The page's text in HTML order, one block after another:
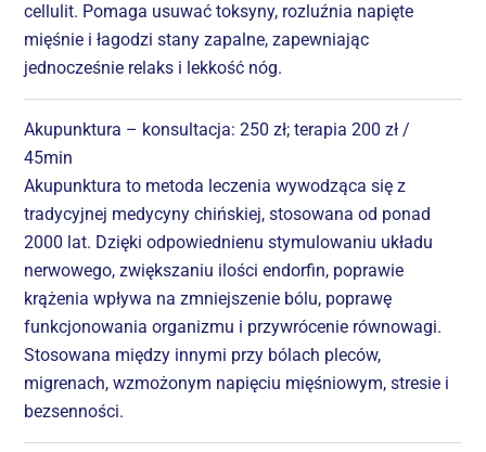
cellulit. Pomaga usuwać toksyny, rozluźnia napięte
mięśnie i łagodzi stany zapalne, zapewniając
jednocześnie relaks i lekkość nóg.
Akupunktura – konsultacja: 250 zł; terapia 200 zł /
45min
Akupunktura to metoda leczenia wywodząca się z
tradycyjnej medycyny chińskiej, stosowana od ponad
2000 lat. Dzięki odpowiednienu stymulowaniu układu
nerwowego, zwiększaniu ilości endorfin, poprawie
krążenia wpływa na zmniejszenie bólu, poprawę
funkcjonowania organizmu i przywrócenie równowagi.
Stosowana między innymi przy bólach pleców,
migrenach, wzmożonym napięciu mięśniowym, stresie i
bezsenności.